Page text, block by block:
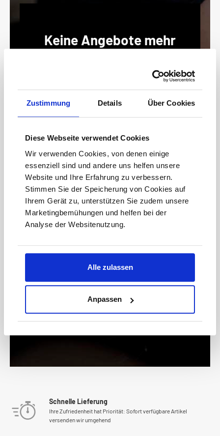
Zustimmung Details Über Cookies
Diese Webseite verwendet Cookies
Wir verwenden Cookies, von denen einige
essenziell sind und andere uns helfen unsere
Website und Ihre Erfahrung zu verbessern.
Stimmen Sie der Speicherung von Cookies auf
Ihrem Gerät zu, unterstützen Sie zudem unsere
Marketingbemühungen und helfen bei der
Analyse der Websitenutzung.
Alle zulassen
Anpassen
Keine Angebote mehr
verpassen!
Newsletter und erhalten Sie Informationen zu
Aktionen und Rabatten frühzeitig. Sichern Sie
sich zusätzlich einen 15€ Gutschein* für Ihren
Mail-
Adresse*
anmelden
* Der Gutschein ist ab einem Warenwert von 200 € einlösbar.
Datenschutzbestimmungen. Alle Daten werden vertraulich
Schnelle Lieferung
Ihre Zufriedenheit hat Priorität: Sofort verfügbare Artikel
versenden wir umgehend